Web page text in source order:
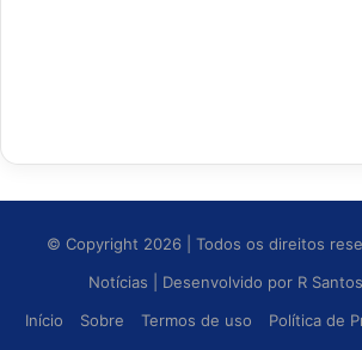
© Copyright 2026 | Todos os direitos
Notícias
| Desenvolvido por R
Início
Sobre Termos de uso Política de